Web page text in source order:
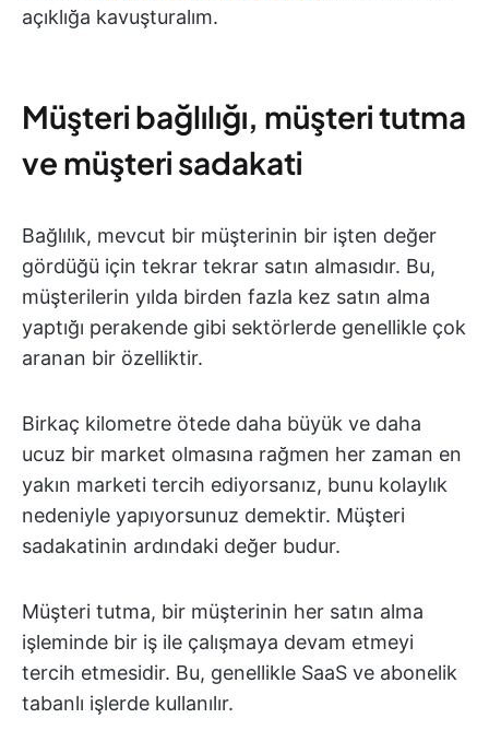
açıklığa kavuşturalım.
Müşteri bağlılığı, müşteri tutma
ve müşteri sadakati
Bağlılık, mevcut bir müşterinin bir işten değer
gördüğü için tekrar tekrar satın almasıdır. Bu,
müşterilerin yılda birden fazla kez satın alma
yaptığı perakende gibi sektörlerde genellikle çok
aranan bir özelliktir.
Birkaç kilometre ötede daha büyük ve daha
ucuz bir market olmasına rağmen her zaman en
yakın marketi tercih ediyorsanız, bunu kolaylık
nedeniyle yapıyorsunuz demektir. Müşteri
sadakatinin ardındaki değer budur.
Müşteri tutma, bir müşterinin her satın alma
işleminde bir iş ile çalışmaya devam etmeyi
tercih etmesidir. Bu, genellikle SaaS ve abonelik
tabanlı işlerde kullanılır.